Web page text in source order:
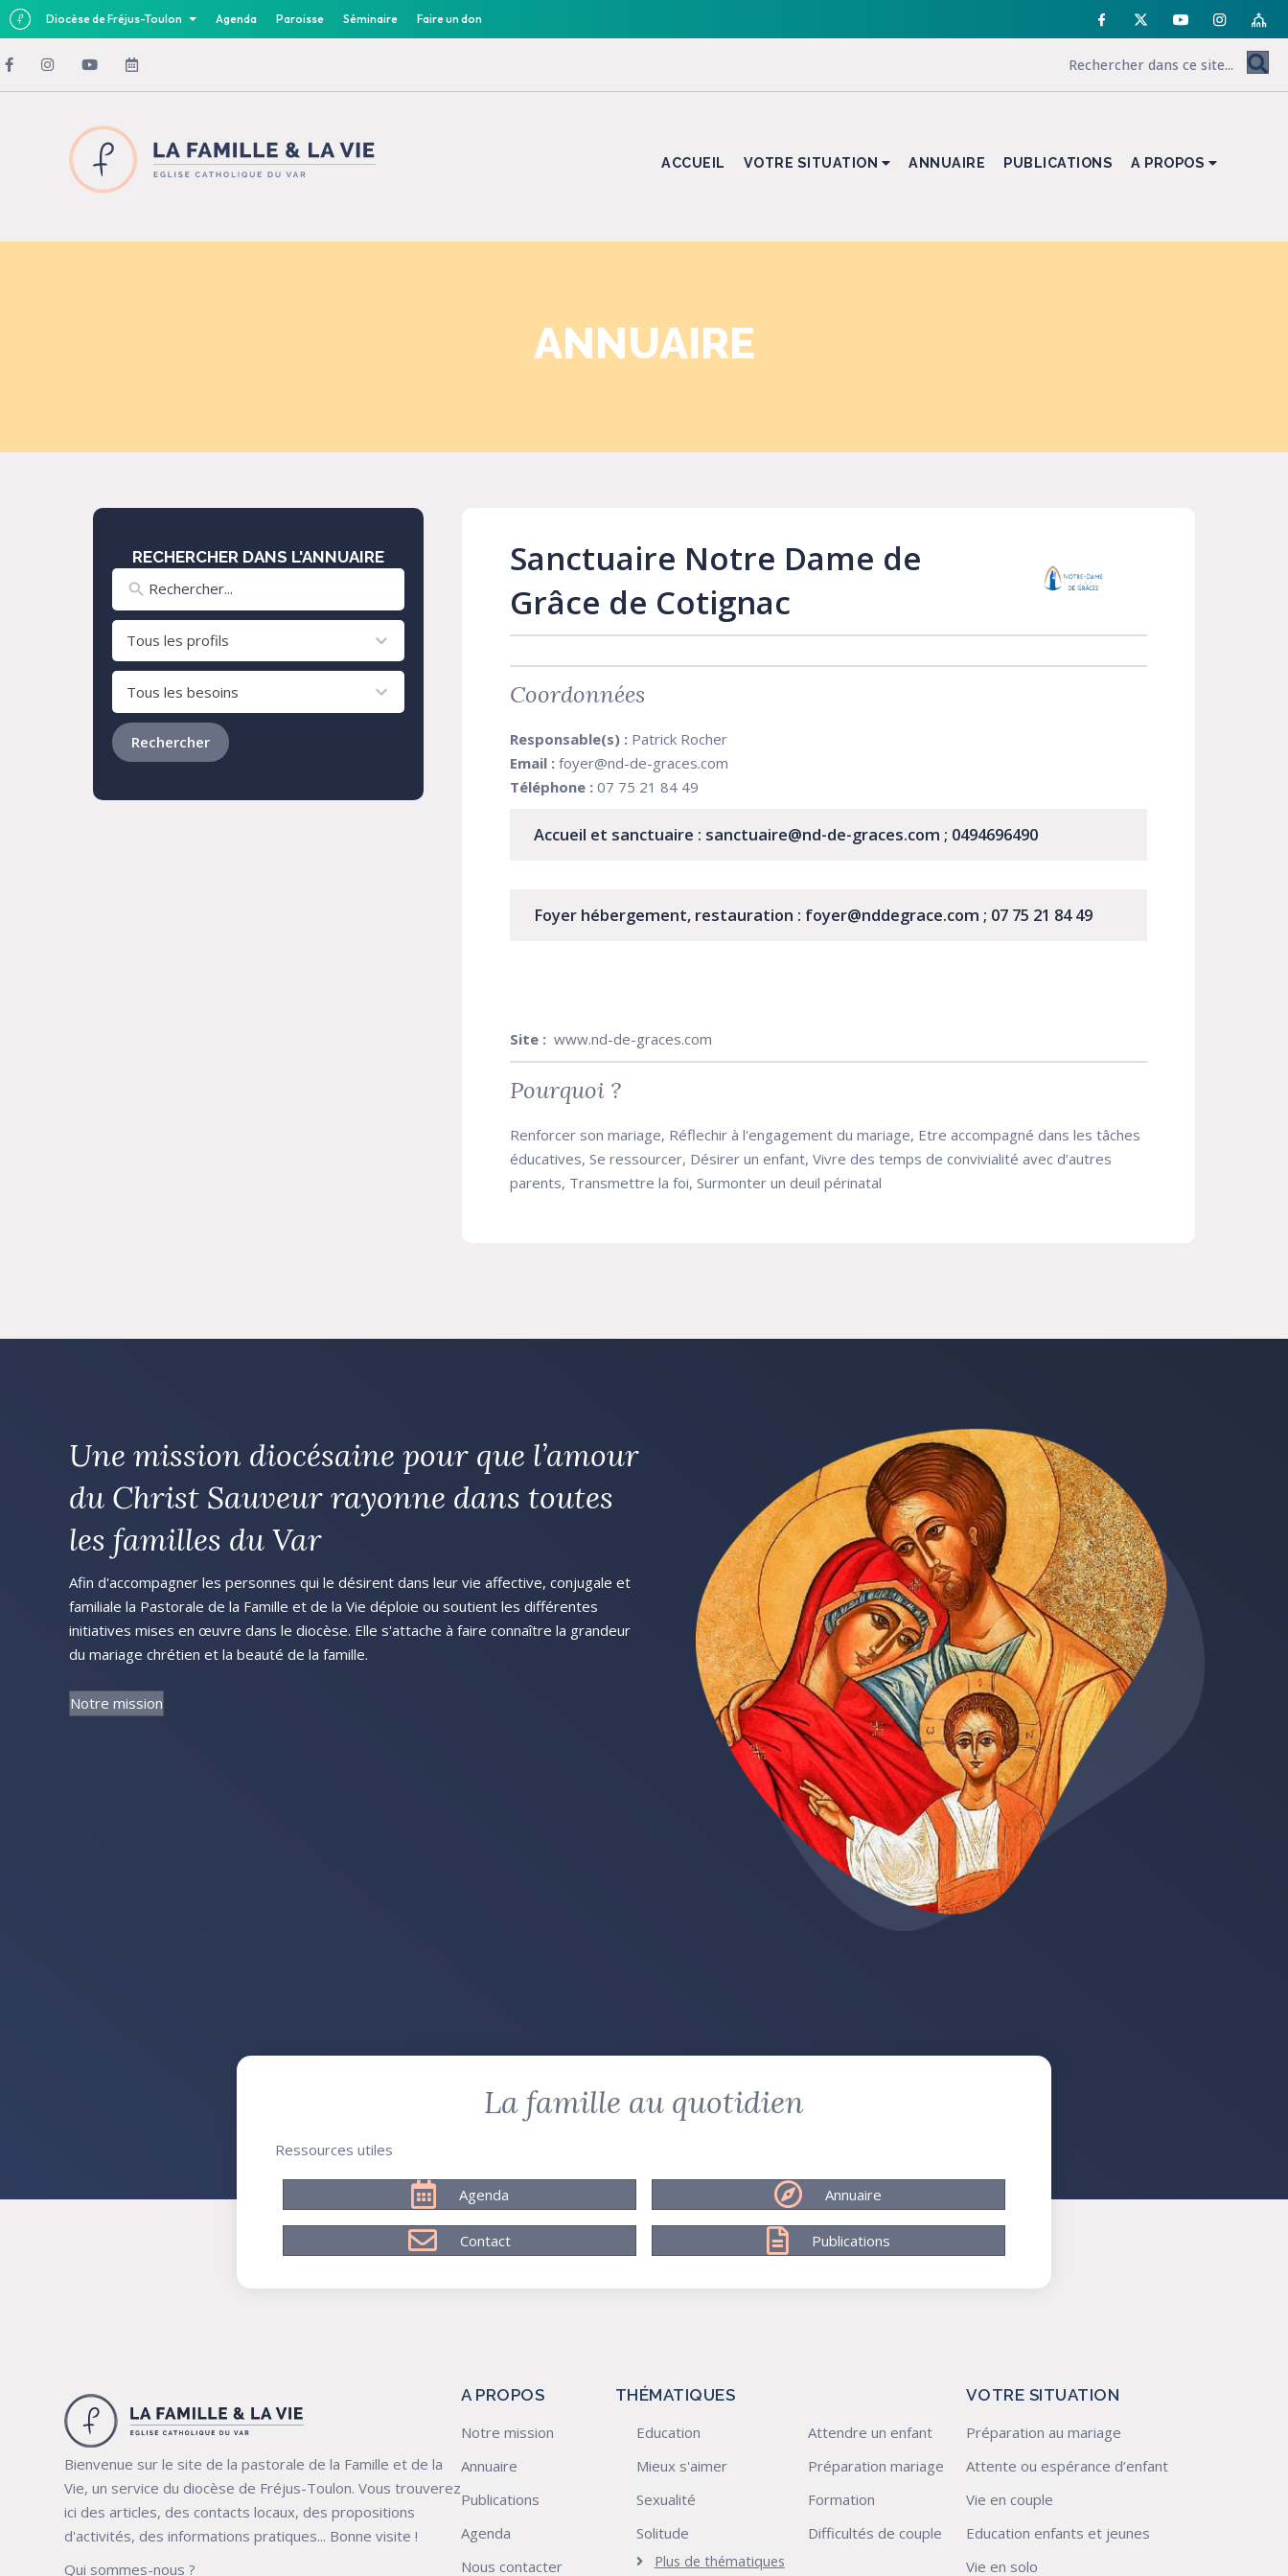
Diocèse de Fréjus-Toulon Agenda Paroisse Séminaire Faire un don
ACCUEIL VOTRE SITUATION ANNUAIRE PUBLICATIONS A PROPOS
ANNUAIRE
RECHERCHER DANS L'ANNUAIRE
results
available
results
available
Rechercher
Sanctuaire Notre Dame de
Grâce de Cotignac
Coordonnées
Responsable(s) : Patrick Rocher
Email : foyer@nd-de-graces.com
Téléphone : 07 75 21 84 49
Accueil et sanctuaire : sanctuaire@nd-de-graces.com ; 0494696490
Foyer hébergement, restauration : foyer@nddegrace.com ; 07 75 21 84 49
Site : www.nd-de-graces.com
Pourquoi ?
Renforcer son mariage, Réflechir à l'engagement du mariage, Etre accompagné dans les tâches
éducatives, Se ressourcer, Désirer un enfant, Vivre des temps de convivialité avec d’autres
parents, Transmettre la foi, Surmonter un deuil périnatal
Une mission diocésaine pour que l’amour
du Christ Sauveur rayonne dans toutes
les familles du Var
Afin d'accompagner les personnes qui le désirent dans leur vie affective, conjugale et
familiale la Pastorale de la Famille et de la Vie déploie ou soutient les différentes
initiatives mises en œuvre dans le diocèse. Elle s'attache à faire connaître la grandeur
du mariage chrétien et la beauté de la famille.
Notre mission
La famille au quotidien
Ressources utiles
Agenda Annuaire
Contact Publications
Bienvenue sur le site de la pastorale de la Famille et de la
Vie, un service du diocèse de Fréjus-Toulon. Vous trouverez
ici des articles, des contacts locaux, des propositions
d'activités, des informations pratiques... Bonne visite !
Qui sommes-nous ?
A PROPOS
Notre mission
Annuaire
Publications
Agenda
Nous contacter
THÉMATIQUES
Education
Mieux s'aimer
Sexualité
Solitude
Attendre un enfant
Préparation mariage
Formation
Difficultés de couple
Plus de thématiques
VOTRE SITUATION
Préparation au mariage
Attente ou espérance d’enfant
Vie en couple
Education enfants et jeunes
Vie en solo